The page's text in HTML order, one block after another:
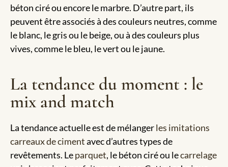
béton ciré ou encore le marbre. D’autre part, ils
peuvent être associés à des couleurs neutres, comme
le blanc, le gris ou le beige, ou à des couleurs plus
vives, comme le bleu, le vert ou le jaune.
La tendance du moment : le
mix and match
La tendance actuelle est de mélangerles imitations
carreaux de cimentavec d’autres types de
revêtements. Leparquet, le béton ciré ou lecarrelage